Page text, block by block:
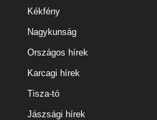
Kékfény
Nagykunság
Országos hírek
Karcagi hírek
Tisza-tó
Jászsági hírek